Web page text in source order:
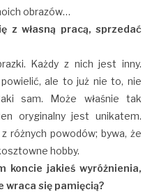
obrazów…
z własną pracą, sprzedać
Każdy z nich jest inny.
ale to już nie to, nie
sam. Może właśnie tak
oryginalny jest unikatem.
różnych powodów; bywa, że
hobby.
koncie jakieś wyróżnienia,
się pamięcią?